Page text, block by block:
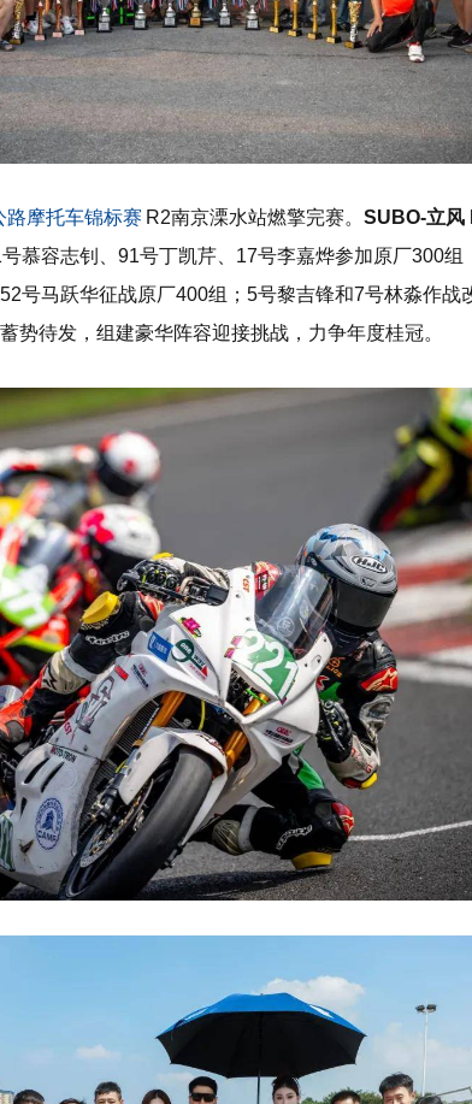
路摩托车锦标赛 R2南京溧水站燃擎完赛。 SUBO-立风
慕容志钊、91号丁凯芹、17号李嘉烨参加原厂300组
号马跃华征战原厂400组；5号黎吉锋和7号林淼作战
势待发，组建豪华阵容迎接挑战，力争年度桂冠。